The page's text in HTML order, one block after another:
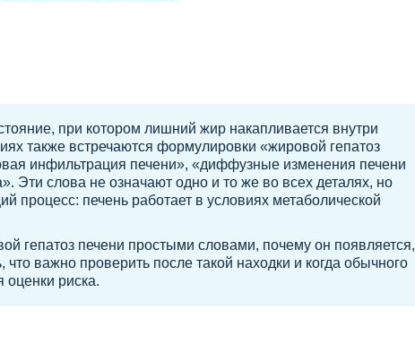
при котором лишний жир накапливается внутри
также встречаются формулировки «жировой гепатоз
инфильтрация печени», «диффузные изменения печени
Эти слова не означают одно и то же во всех деталях, но
процесс: печень работает в условиях метаболической
гепатоз печени простыми словами, почему он появляется,
что важно проверить после такой находки и когда обычного
оценки риска.